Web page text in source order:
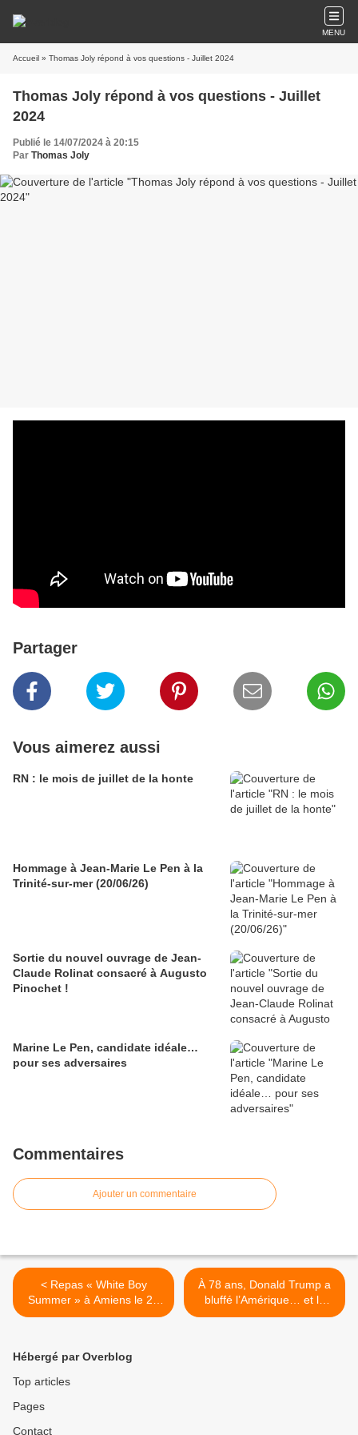
MENU
Accueil » Thomas Joly répond à vos questions - Juillet 2024
Thomas Joly répond à vos questions - Juillet
2024
Publié le 14/07/2024 à 20:15
Par Thomas Joly
Partager
Vous aimerez aussi
RN : le mois de juillet de la honte
Hommage à Jean-Marie Le Pen à la
Trinité-sur-mer (20/06/26)
Sortie du nouvel ouvrage de Jean-
Claude Rolinat consacré à Augusto
Pinochet !
Marine Le Pen, candidate idéale…
pour ses adversaires
Commentaires
Ajouter un commentaire
< Repas « White Boy
Summer » à Amiens le 27
juillet !
À 78 ans, Donald Trump a
bluffé l’Amérique… et le
monde entier >
Hébergé par Overblog
Top articles
Pages
Contact